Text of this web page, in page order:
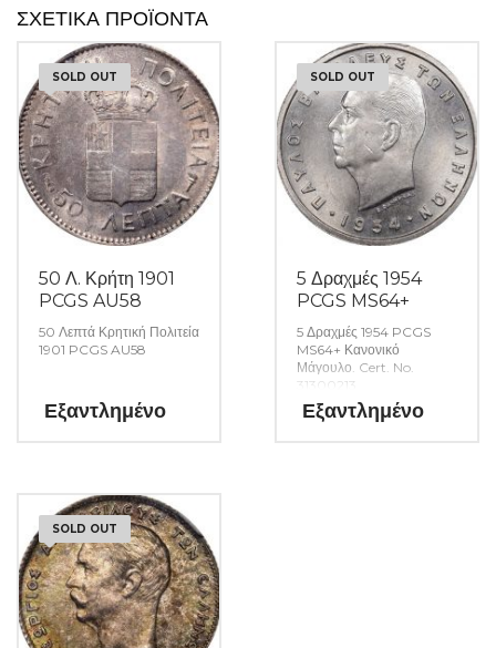
ΣΧΕΤΙΚΆ ΠΡΟΪΌΝΤΑ
SOLD OUT
50 Λ. Κρήτη 1901
PCGS AU58
50 Λεπτά Κρητική Πολιτεία
1901 PCGS AU58
Εξαντλημένο
SOLD OUT
5 Δραχμές 1954
PCGS MS64+
5 Δραχμές 1954 PCGS
MS64+ Κανονικό
Μάγουλο. Cert. No.
31300213
Εξαντλημένο
SOLD OUT